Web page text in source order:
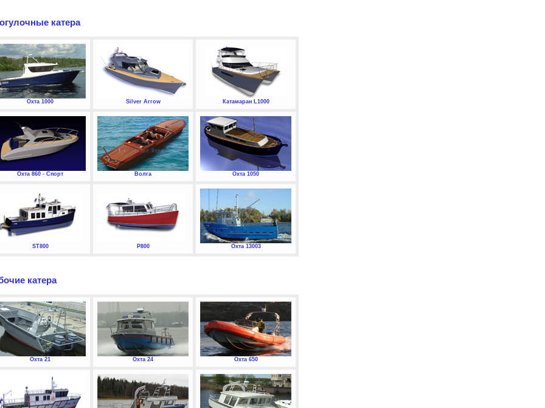
катера
Охта 1000 Silver Arrow Катамаран L1000
Охта 860 - Спорт Волга Охта 1050
ST800 P800 Охта 13003
катера
Охта 21 Охта 24 Охта 650